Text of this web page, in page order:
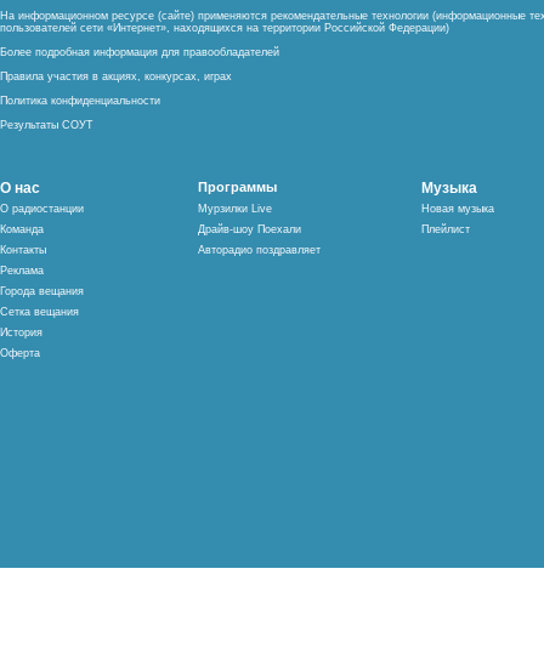
На информационном ресурсе (сайте) применяются рекомендательные технологии (информационные
пользователей сети «Интернет», находящихся на территории Российской Федерации)
Более подробная информация для правообладателей
Правила участия в акциях, конкурсах, играх
Политика конфиденциальности
Результаты СОУТ
О нас
О радиостанции
Команда
Контакты
Реклама
Города вещания
Сетка вещания
История
Оферта
Программы
Мурзилки Live
Драйв-шоу Поехали
Авторадио поздравляет
Музыка
Новая музыка
Плейлист